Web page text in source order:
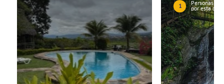
1
Personas
por esta